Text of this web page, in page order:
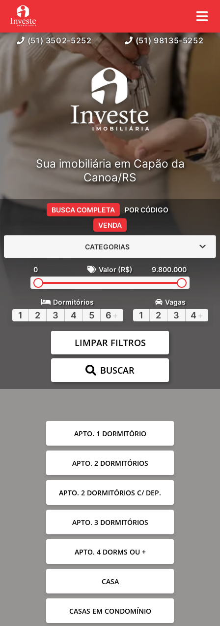
(51) 3502-5252 (51) 98135-5252
Sua imobiliária em Capão da
Canoa/RS
VENDA
BUSCA COMPLETA POR CÓDIGO
CATEGORIAS
0 Valor (R$) 9.800.000
Dormitórios
1 2 3 4 5 6 +
Vagas
1 2 3 4 +
LIMPAR FILTROS
BUSCAR
APTO. 1 DORMITÓRIO
APTO. 2 DORMITÓRIOS
APTO. 2 DORMITÓRIOS C/ DEP.
APTO. 3 DORMITÓRIOS
APTO. 4 DORMS OU +
CASA
CASAS EM CONDOMÍNIO